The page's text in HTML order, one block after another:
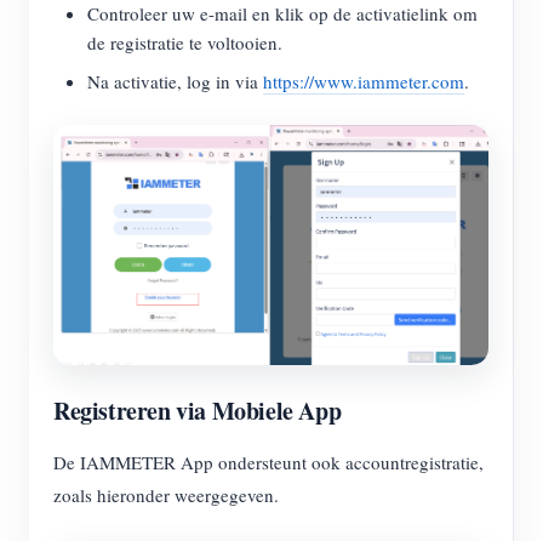
Controleer uw e-mail en klik op de activatielink om
de registratie te voltooien.
Na activatie, log in via https://www.iammeter.com.
Registreren via Mobiele App
De IAMMETER App ondersteunt ook accountregistratie,
zoals hieronder weergegeven.